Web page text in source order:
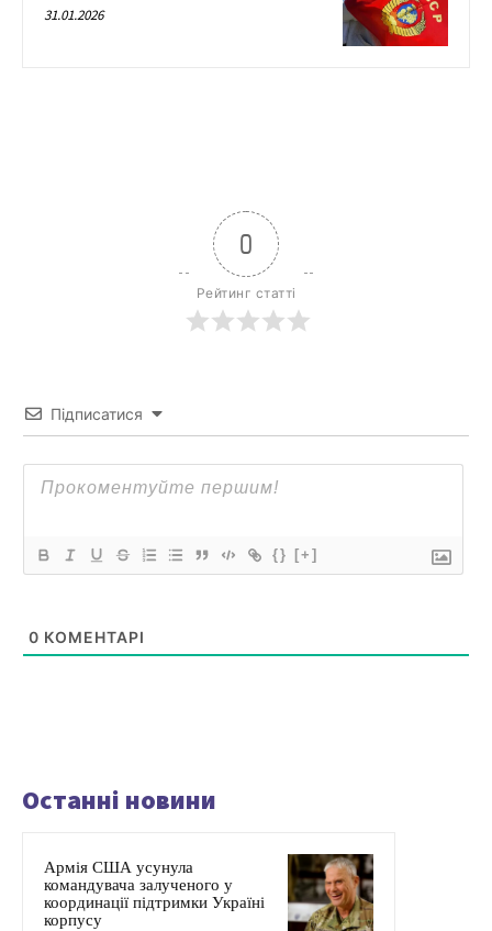
31.01.2026
0
Рейтинг статті
Підписатися
{} [+]
0 КОМЕНТАРІ
Останні новини
Армія США усунула
командувача залученого у
координації підтримки Україні
корпусу